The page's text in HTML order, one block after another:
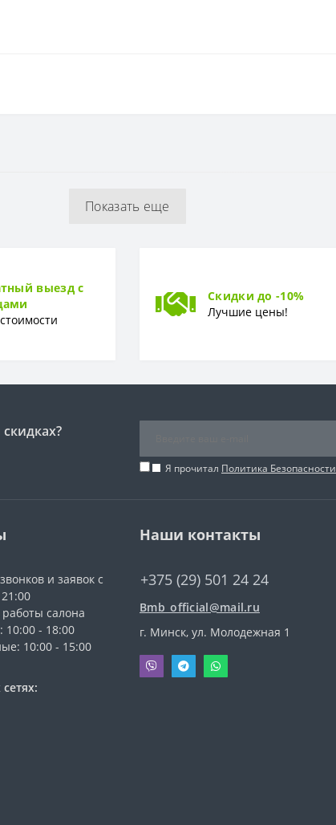
Показать еще
выезд с
Скидки до -10%
Лучшие цены!
Я прочитал Политика Безопасности
и заявок с
салона
10:00 - 18:00
10:00 - 15:00
Наши контакты
+375 (29) 501 24 24
Bmb_official@mail.ru
г. Минск, ул. Молодежная 1